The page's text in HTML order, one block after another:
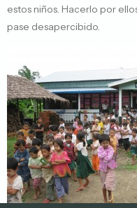
estos niños. Hacerlo por
pase desapercibido.